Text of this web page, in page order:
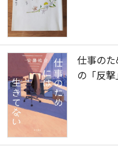
仕事の
の「反撃